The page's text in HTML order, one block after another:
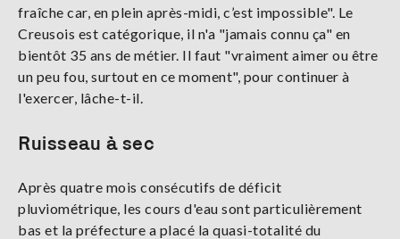
fraîche car, en plein après-midi, c’est impossible". Le
Creusois est catégorique, il n'a "jamais connu ça" en
bientôt 35 ans de métier. Il faut "vraiment aimer ou être
un peu fou, surtout en ce moment", pour continuer à
l'exercer, lâche-t-il.
Ruisseau à sec
Après quatre mois consécutifs de déficit
pluviométrique, les cours d'eau sont particulièrement
bas et la préfecture a placé la quasi-totalité du